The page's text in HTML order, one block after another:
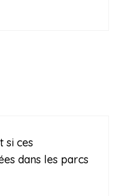
si ces
dans les parcs